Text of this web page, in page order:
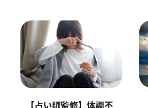
【占い師監修】体調不